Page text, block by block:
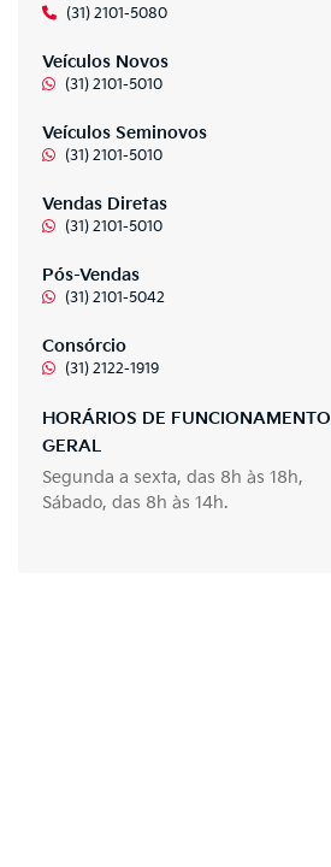
(31) 2101-5080
Veículos Novos
(31) 2101-5010
Veículos Seminovos
(31) 2101-5010
Vendas Diretas
(31) 2101-5010
Pós-Vendas
(31) 2101-5042
Consórcio
(31) 2122-1919
HORÁRIOS DE FUNCIONAMENTO
GERAL
Segunda a sexta, das 8h às 18h,
Sábado, das 8h às 14h.